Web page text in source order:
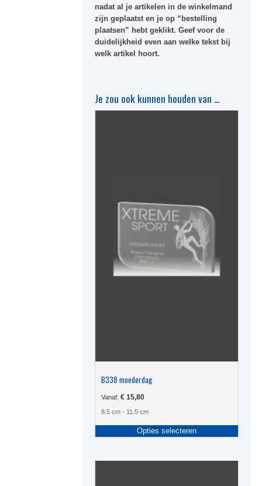
nadat al je artikelen in de winkelmand
zijn geplaatst en je op “bestelling
plaatsen” hebt geklikt. Geef voor de
duidelijkheid even aan welke tekst bij
welk artikel hoort.
Je zou ook kunnen houden van …
B338 moederdag
Vanaf:€ 15,80
8.5 cm - 11.5 cm
Opties selecteren